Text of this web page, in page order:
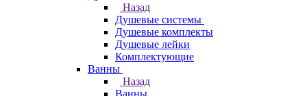
Назад
Душевые системы
Душевые комплекты
Душевые лейки
Комплектующие
Ванны
Назад
Ванны